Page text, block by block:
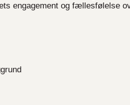
engagement og fællesfølelse